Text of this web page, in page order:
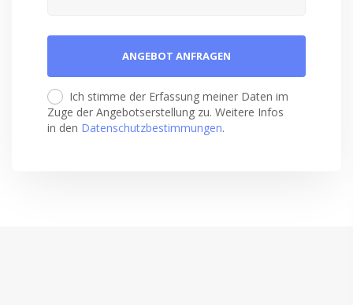
Ich stimme der Erfassung meiner Daten im
Zuge der Angebotserstellung zu. Weitere Infos
in den Datenschutzbestimmungen.